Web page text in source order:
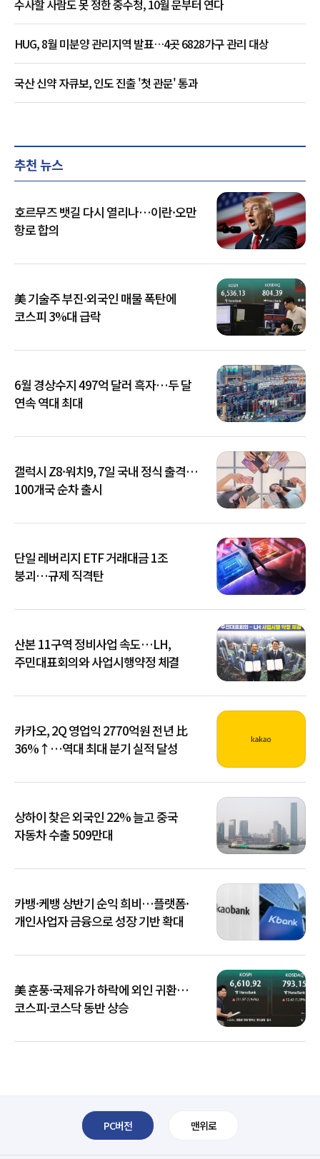
수사할 사람도 못 정한 중수청, 10월 문부터 연다
HUG, 8월 미분양 관리지역 발표…4곳 6828가구 관리 대상
국산 신약 자큐보, 인도 진출 '첫 관문' 통과
추천 뉴스
호르무즈 뱃길 다시 열리나…이란·오만
항로 합의
美 기술주 부진·외국인 매물 폭탄에
코스피 3%대 급락
6월 경상수지 497억 달러 흑자…두 달
연속 역대 최대
갤럭시 Z8·워치9, 7일 국내 정식 출격…
100개국 순차 출시
단일 레버리지 ETF 거래대금 1조
붕괴…규제 직격탄
산본 11구역 정비사업 속도…LH,
주민대표회의와 사업시행약정 체결
카카오, 2Q 영업익 2770억원 전년 比
36%↑…역대 최대 분기 실적 달성
상하이 찾은 외국인 22% 늘고 중국
자동차 수출 509만대
카뱅·케뱅 상반기 순익 희비…플랫폼·
개인사업자 금융으로 성장 기반 확대
美 훈풍·국제유가 하락에 외인 귀환…
코스피·코스닥 동반 상승
PC버전 맨위로